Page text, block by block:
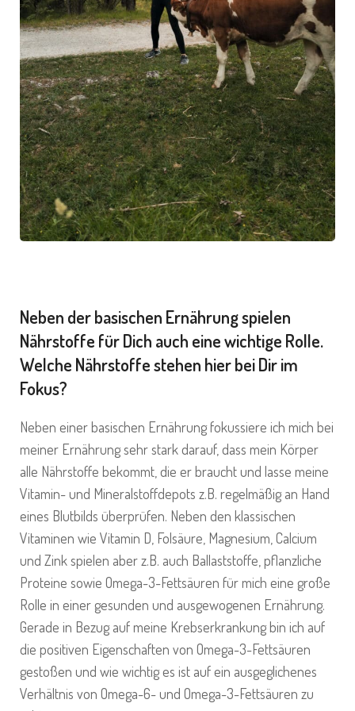
Neben der basischen Ernährung spielen
Nährstoffe für Dich auch eine wichtige Rolle.
Welche Nährstoffe stehen hier bei Dir im
Fokus?
Neben einer basischen Ernährung fokussiere ich mich bei
meiner Ernährung sehr stark darauf, dass mein Körper
alle Nährstoffe bekommt, die er braucht und lasse meine
Vitamin- und Mineralstoffdepots z.B. regelmäßig an Hand
eines Blutbilds überprüfen. Neben den klassischen
Vitaminen wie Vitamin D, Folsäure, Magnesium, Calcium
und Zink spielen aber z.B. auch Ballaststoffe, pflanzliche
Proteine sowie Omega-3-Fettsäuren für mich eine große
Rolle in einer gesunden und ausgewogenen Ernährung.
Gerade in Bezug auf meine Krebserkrankung bin ich auf
die positiven Eigenschaften von Omega-3-Fettsäuren
gestoßen und wie wichtig es ist auf ein ausgeglichenes
Verhältnis von Omega-6- und Omega-3-Fettsäuren zu